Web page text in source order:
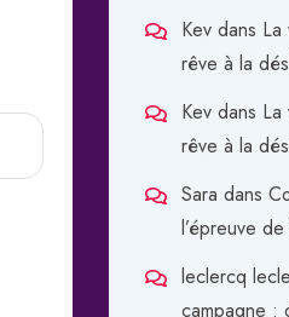
Kev dans La
rêve à la
Kev dans La
rêve à la
Sara dans
l’épreuve de
leclercq
campagne :